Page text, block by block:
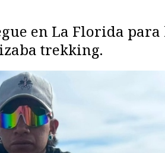
en La Florida
trekking.